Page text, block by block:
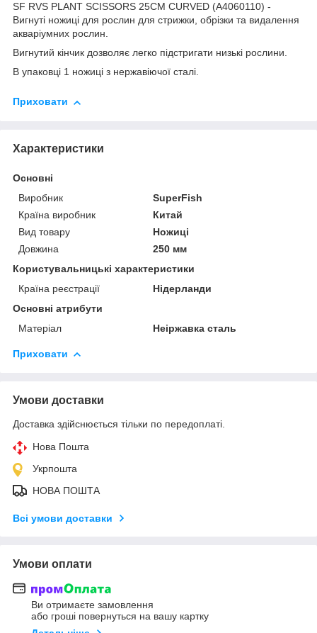
SF RVS PLANT SCISSORS 25CM CURVED (A4060110) -
Вигнуті ножиці для рослин для стрижки, обрізки та видалення
акваріумних рослин.
Вигнутий кінчик дозволяє легко підстригати низькі рослини.
В упаковці 1 ножиці з нержавіючої сталі.
Приховати
Характеристики
Основні
Виробник
SuperFish
Країна виробник
Китай
Вид товару
Ножиці
Довжина
250 мм
Користувальницькі характеристики
Країна реєстрації
Нідерланди
Основні атрибути
Матеріал
Неіржавка сталь
Приховати
Умови доставки
Доставка здійснюється тільки по передоплаті.
Нова Пошта
Укрпошта
НОВА ПОШТА
Всі умови доставки
Умови оплати
Ви отримаєте замовлення
або гроші повернуться на вашу картку